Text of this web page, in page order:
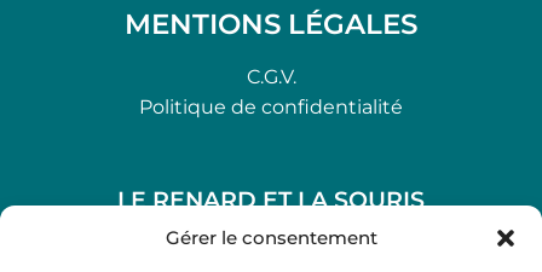
Gérer le consentement
MENTIONS LÉGALES
C.G.V.
Politique de confidentialité
LE RENARD ET LA SOURIS
48, rue Maubec 33210 LANGON